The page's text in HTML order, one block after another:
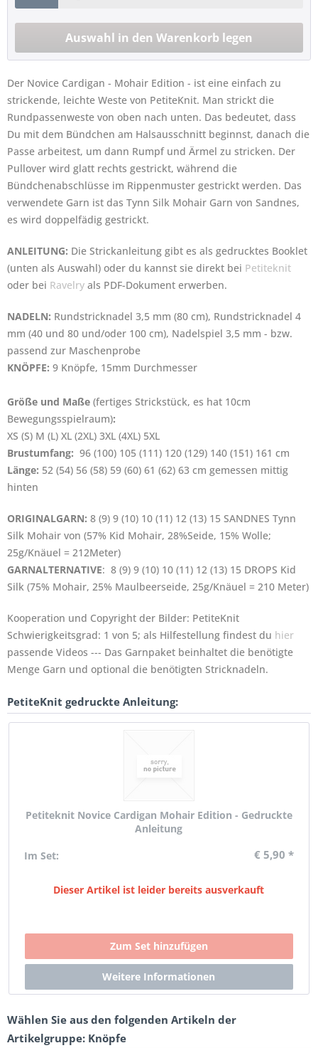
Der Novice Cardigan - Mohair Edition - ist eine einfach zu
strickende, leichte Weste von PetiteKnit. Man strickt die
Rundpassenweste von oben nach unten. Das bedeutet, dass
Du mit dem Bündchen am Halsausschnitt beginnst, danach die
Passe arbeitest, um dann Rumpf und Ärmel zu stricken. Der
Pullover wird glatt rechts gestrickt, während die
Bündchenabschlüsse im Rippenmuster gestrickt werden. Das
verwendete Garn ist das Tynn Silk Mohair Garn von Sandnes,
es wird doppelfädig gestrickt.
ANLEITUNG: Die Strickanleitung gibt es als gedrucktes Booklet
(unten als Auswahl) oder du kannst sie direkt bei Petiteknit
oder bei Ravelry als PDF-Dokument erwerben.
NADELN: Rundstricknadel 3,5 mm (80 cm), Rundstricknadel 4
mm (40 und 80 und/oder 100 cm), Nadelspiel 3,5 mm - bzw.
passend zur Maschenprobe
KNÖPFE: 9 Knöpfe, 15mm Durchmesser
Größe und Maße (fertiges Strickstück, es hat 10cm
Bewegungsspielraum):
XS (S) M (L) XL (2XL) 3XL (4XL) 5XL
Brustumfang: 96 (100) 105 (111) 120 (129) 140 (151) 161 cm
Länge: 52 (54) 56 (58) 59 (60) 61 (62) 63 cm gemessen mittig
hinten
ORIGINALGARN: 8 (9) 9 (10) 10 (11) 12 (13) 15 SANDNES Tynn
Silk Mohair von (57% Kid Mohair, 28%Seide, 15% Wolle;
25g/Knäuel = 212Meter)
GARNALTERNATIVE: 8 (9) 9 (10) 10 (11) 12 (13) 15 DROPS Kid
Silk (75% Mohair, 25% Maulbeerseide, 25g/Knäuel = 210 Meter)
Kooperation und Copyright der Bilder: PetiteKnit
Schwierigkeitsgrad: 1 von 5; als Hilfestellung findest du hier
passende Videos --- Das Garnpaket beinhaltet die benötigte
Menge Garn und optional die benötigten Stricknadeln.
PetiteKnit gedruckte Anleitung:
Petiteknit Novice Cardigan Mohair Edition - Gedruckte
Anleitung
Im Set:
€ 5,90 *
Dieser Artikel ist leider bereits ausverkauft
Wählen Sie aus den folgenden Artikeln der
Artikelgruppe: Knöpfe